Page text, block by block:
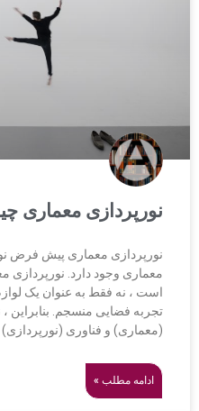
نورپردازی معماری
نورپردازی معماری پیش فرض
معماری وجود دارد. نورپردازی
است ، نه فقط به عنوان یک
تجربه فضایی منسجم. بنابراین ،
(معماری) و فناوری
ادامه مطلب »